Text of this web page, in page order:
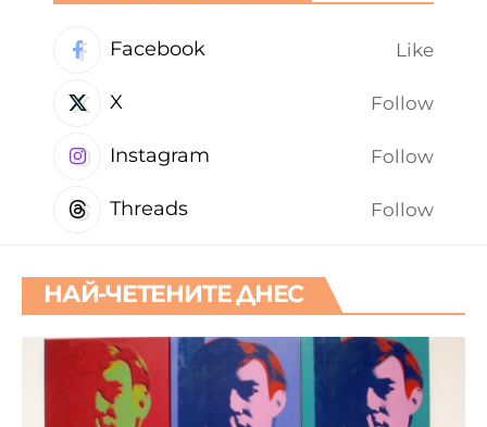
Facebook Like
X Follow
Instagram Follow
Threads Follow
НАЙ-ЧЕТЕНИТЕ ДНЕС